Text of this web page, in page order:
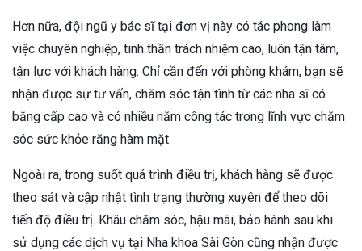
Hơn nữa, đội ngũ y bác sĩ tại đơn vị này có tác phong làm
việc chuyên nghiệp, tinh thần trách nhiệm cao, luôn tận tâm,
tận lực với khách hàng. Chỉ cần đến với phòng khám, bạn sẽ
nhận được sự tư vấn, chăm sóc tận tình từ các nha sĩ có
bằng cấp cao và có nhiều năm công tác trong lĩnh vực chăm
sóc sức khỏe răng hàm mặt.
Ngoài ra, trong suốt quá trình điều trị, khách hàng sẽ được
theo sát và cập nhật tình trạng thường xuyên để theo dõi
tiến độ điều trị. Khâu chăm sóc, hậu mãi, bảo hành sau khi
sử dụng các dịch vụ tại Nha khoa Sài Gòn cũng nhận được